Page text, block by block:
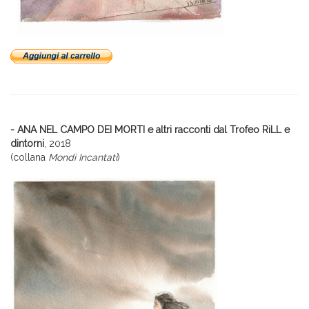
- ANA NEL CAMPO DEI MORTI e altri racconti dal Trofeo RiLL e
dintorni , 2018
(collana Mondi Incantati)